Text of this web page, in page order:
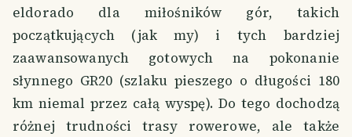
eldorado dla miłośników gór, takich
początkujących (jak my) i tych bardziej
zaawansowanych gotowych na pokonanie
słynnego GR20 (szlaku pieszego o długości 180
km niemal przez całą wyspę). Do tego dochodzą
różnej trudności trasy rowerowe, ale także